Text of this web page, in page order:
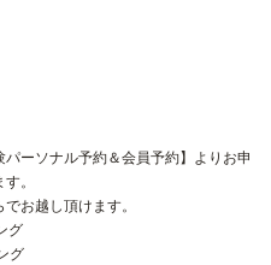
ーソナル予約＆会員予約】よりお申
。
お越し頂けます。
グ
グ